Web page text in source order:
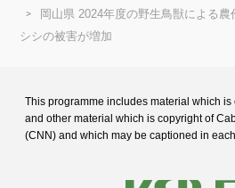
岡山県 2024年度の野生鳥獣による
シシの被害が増加
This programme includes material which is
and other material which is copyright of
(CNN) and which may be captioned in